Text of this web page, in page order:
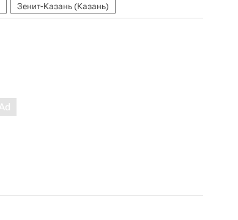
Зенит-Казань (Казань)